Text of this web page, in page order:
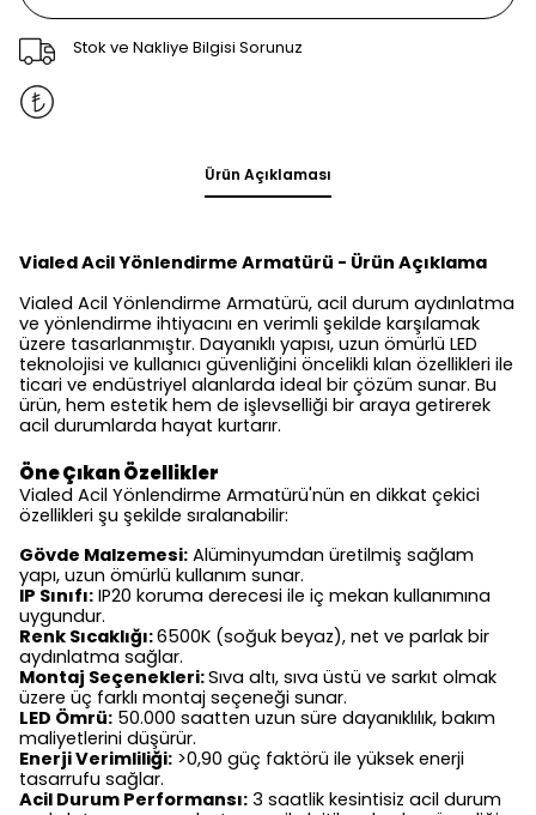
Stok ve Nakliye Bilgisi Sorunuz
Ürün Açıklaması
Vialed Acil Yönlendirme Armatürü - Ürün Açıklama
Vialed Acil Yönlendirme Armatürü, acil durum aydınlatma
ve yönlendirme ihtiyacını en verimli şekilde karşılamak
üzere tasarlanmıştır. Dayanıklı yapısı, uzun ömürlü LED
teknolojisi ve kullanıcı güvenliğini öncelikli kılan özellikleri ile
ticari ve endüstriyel alanlarda ideal bir çözüm sunar. Bu
ürün, hem estetik hem de işlevselliği bir araya getirerek
acil durumlarda hayat kurtarır.
Öne Çıkan Özellikler
Vialed Acil Yönlendirme Armatürü'nün en dikkat çekici
özellikleri şu şekilde sıralanabilir:
Gövde Malzemesi: Alüminyumdan üretilmiş sağlam
yapı, uzun ömürlü kullanım sunar.
IP Sınıfı: IP20 koruma derecesi ile iç mekan kullanımına
uygundur.
Renk Sıcaklığı:6500K (soğuk beyaz), net ve parlak bir
aydınlatma sağlar.
Montaj Seçenekleri:Sıva altı, sıva üstü ve sarkıt olmak
üzere üç farklı montaj seçeneği sunar.
LED Ömrü: 50.000 saatten uzun süre dayanıklılık, bakım
maliyetlerini düşürür.
Enerji Verimliliği: >0,90 güç faktörü ile yüksek enerji
tasarrufu sağlar.
Acil Durum Performansı: 3 saatlik kesintisiz acil durum